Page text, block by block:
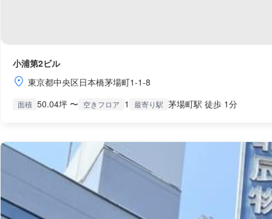
小浦第2ビル
東京都中央区日本橋茅場町1-1-8
面積 50.04坪 〜 空きフロア 1 最寄り駅 茅場町駅 徒歩 1分